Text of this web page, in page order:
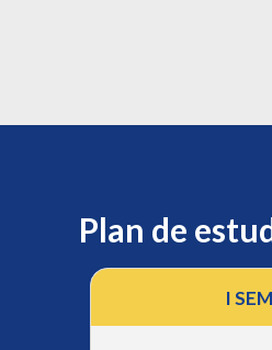
Plan de
I